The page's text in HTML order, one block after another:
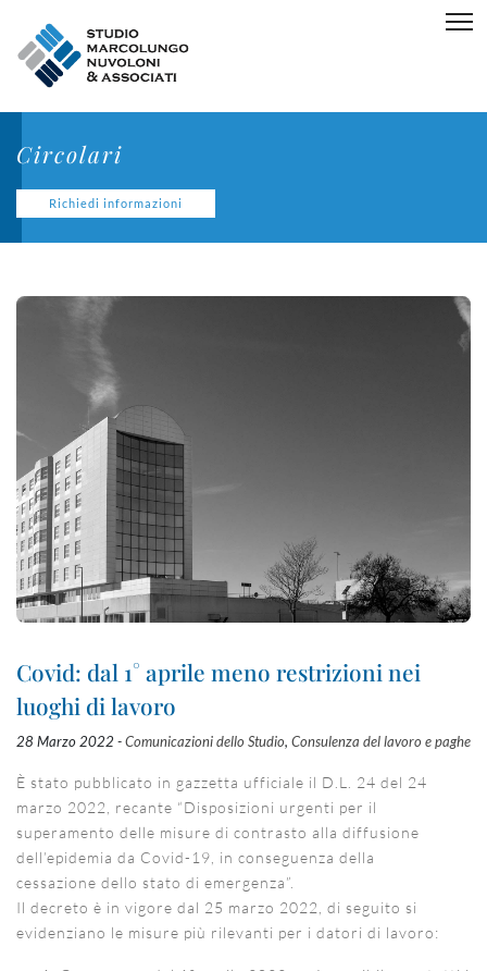
Circolari
Richiedi informazioni
Covid: dal 1° aprile meno restrizioni nei
luoghi di lavoro
28 Marzo 2022 -Comunicazioni dello Studio, Consulenza del lavoro e paghe
È stato pubblicato in gazzetta ufficiale il D.L. 24 del 24
marzo 2022, recante “Disposizioni urgenti per il
superamento delle misure di contrasto alla diffusione
dell’epidemia da Covid-19, in conseguenza della
cessazione dello stato di emergenza”.
Il decreto è in vigore dal 25 marzo 2022, di seguito si
evidenziano le misure più rilevanti per i datori di lavoro: